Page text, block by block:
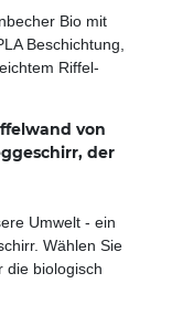
Bio mit
Beschichtung,
Riffel-
von
der
Umwelt - ein
Wählen Sie
die biologisch